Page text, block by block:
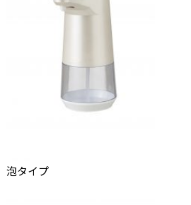
泡タイプ